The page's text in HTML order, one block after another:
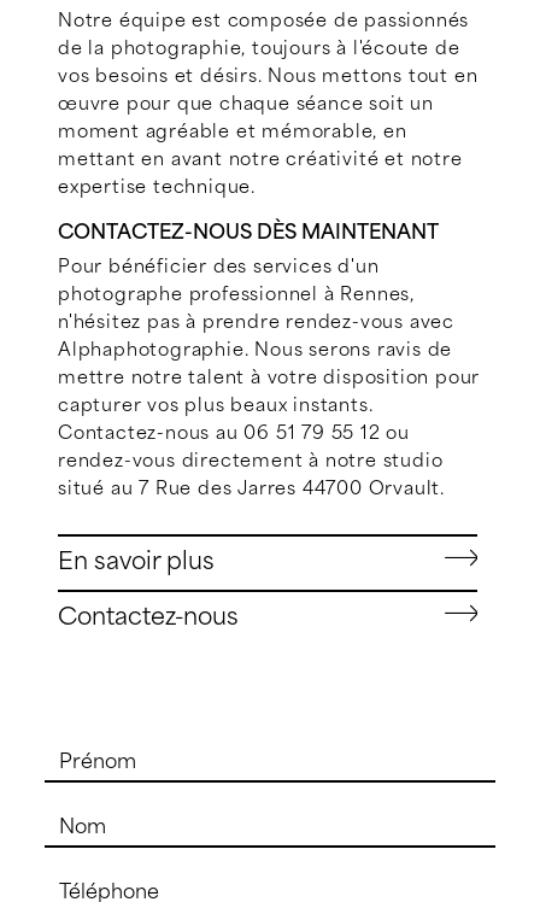
Notre équipe est composée de passionnés
de la photographie, toujours à l'écoute de
vos besoins et désirs. Nous mettons tout en
œuvre pour que chaque séance soit un
moment agréable et mémorable, en
mettant en avant notre créativité et notre
expertise technique.
CONTACTEZ-NOUS DÈS MAINTENANT
Pour bénéficier des services d'un
photographe professionnel à Rennes,
n'hésitez pas à prendre rendez-vous avec
Alphaphotographie. Nous serons ravis de
mettre notre talent à votre disposition pour
capturer vos plus beaux instants.
Contactez-nous au 06 51 79 55 12 ou
rendez-vous directement à notre studio
situé au 7 Rue des Jarres 44700 Orvault.
En savoir plus
Contactez-nous